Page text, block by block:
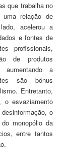
que trabalha no
uma relação de
acelerou a
e fontes de
profissionais,
de produtos
aumentando a
são bônus
Entretanto,
o esvaziamento
o
monopólio da
entre tantos